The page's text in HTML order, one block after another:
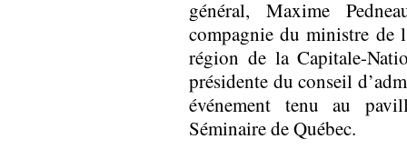
général, Maxime
compagnie du ministre de
région de la Capitale-
présidente du conseil
événement tenu au
Séminaire de Québec.